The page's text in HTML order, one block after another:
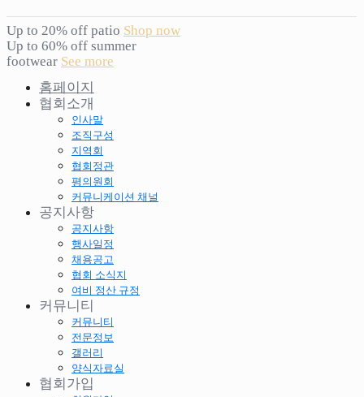
Up to 20% off patio Shop now
Up to 60% off summer
footwear See more
홈페이지
협회소개
인사말
조직구성
지역회
협회정관
평의원회
커뮤니케이션 채널
공지사항
공지사항
행사일정
채용공고
협회 소식지
여비 정산 규정
커뮤니티
커뮤니티
전문정보
갤러리
양식자료실
협회가입